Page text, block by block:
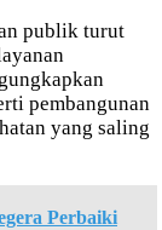
publik turut
pembangunan
yang saling
Perbaiki